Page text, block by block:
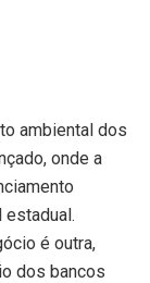
ambiental dos
onde a
estadual.
é outra,
dos bancos